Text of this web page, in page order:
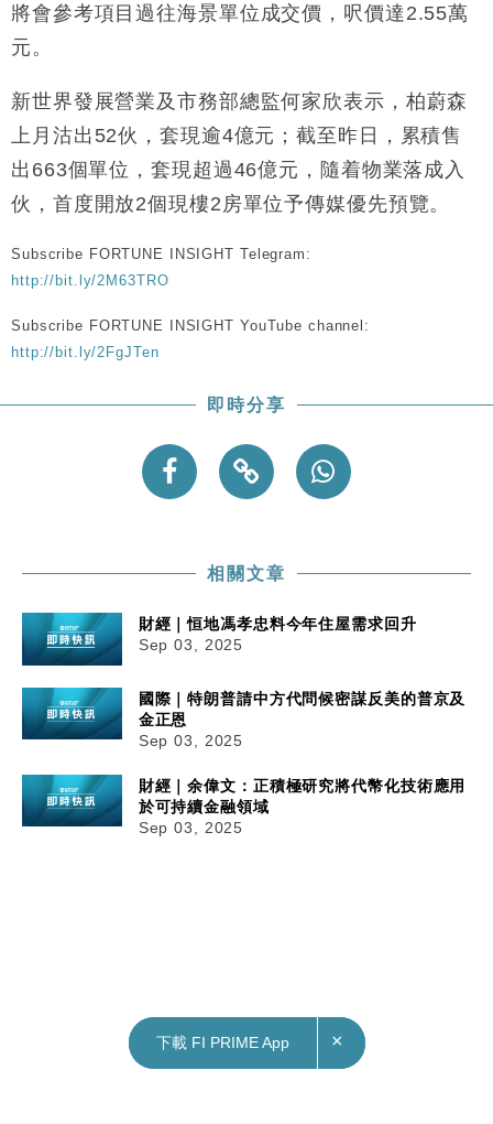
將會參考項目過往海景單位成交價，呎價達2.55萬
元。
新世界發展營業及市務部總監何家欣表示，柏蔚森
上月沽出52伙，套現逾4億元；截至昨日，累積售
出663個單位，套現超過46億元，隨着物業落成入
伙，首度開放2個現樓2房單位予傳媒優先預覽。
Subscribe FORTUNE INSIGHT Telegram:
http://bit.ly/2M63TRO
Subscribe FORTUNE INSIGHT YouTube channel:
http://bit.ly/2FgJTen
即時分享
相關文章
財經｜恒地馮孝忠料今年住屋需求回升
Sep 03, 2025
國際｜特朗普請中方代問候密謀反美的普京及
金正恩
Sep 03, 2025
財經｜余偉文：正積極研究將代幣化技術應用
於可持續金融領域
Sep 03, 2025
下載 FI PRIME App ×
下載 FI PRIME App ×